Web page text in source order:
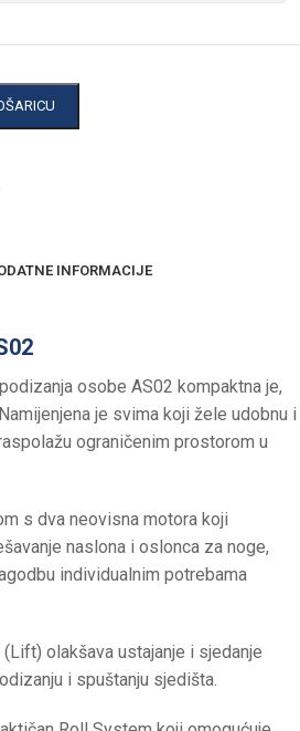
INFORMACIJE
osobe AS02 kompaktna je,
je svima koji žele udobnu i
ograničenim prostorom u
s dva neovisna motora koji
naslona i oslonca za noge,
individualnim potrebama
olakšava ustajanje i sjedanje
i spuštanju sjedišta.